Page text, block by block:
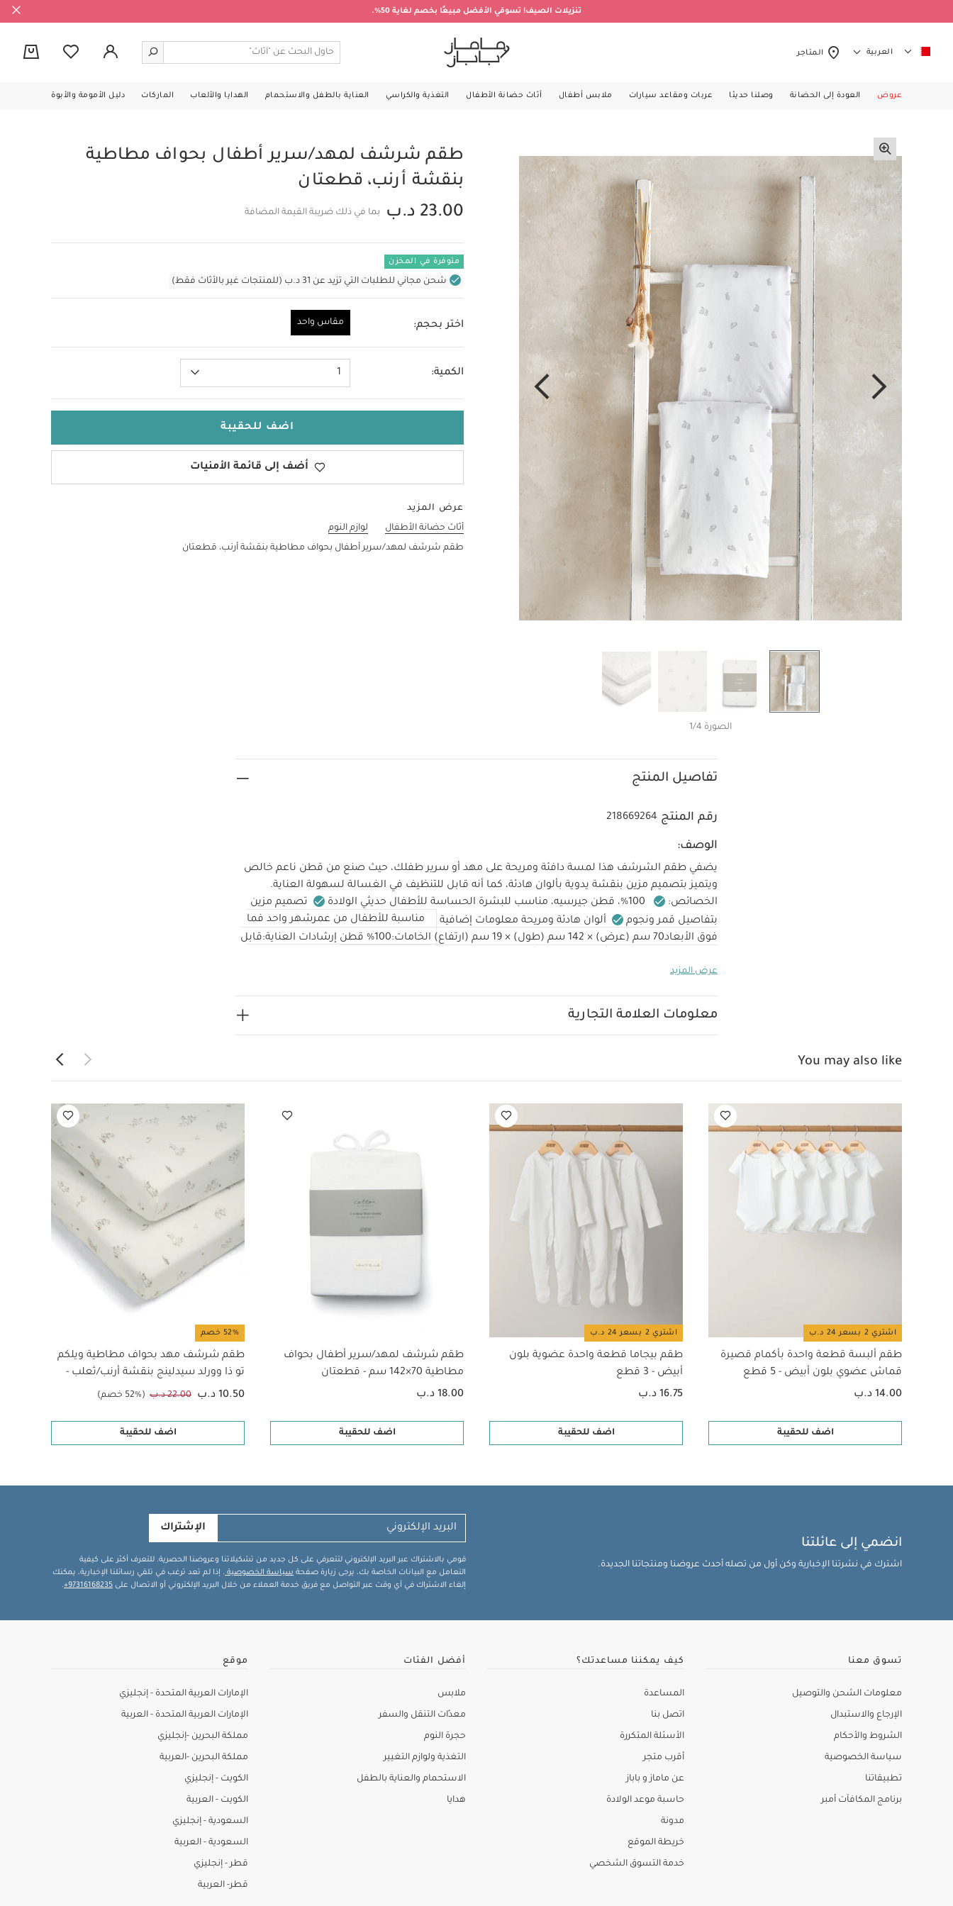
تنزيلات الصيف! تسوقي الأفضل مبيعًا بخصم لغاية 50%.
العربية المتاجر
عروض العودة إلى الحضانة وصلنا حديثا عربات ومقاعد سيارات ملابس أطفال أثاث حضانة الأطفال التغذية والكراسي العناية بالطفل والاستحمام الهدايا والألعاب الماركات دليل الأمومة والأبوة
الصورة 1/4
طقم شرشف لمهد/سرير أطفال بحواف مطاطية
بنقشة أرنب، قطعتان
23.00 د.ب
بما في ذلك ضريبة القيمة المضافة
متوفرة في المخزن
شحن مجاني للطلبات التي تزيد عن 31 د.ب (للمنتجات غير بالأثاث فقط)
اختر بحجم: مقاس واحد
الكمية: 1
اضف للحقيبة
أضف إلى قائمة الأمنيات
عرض المزيد
أثاث حضانة الأطفال
لوازم النوم
طقم شرشف لمهد/سرير أطفال بحواف مطاطية بنقشة أرنب، قطعتان
تفاصيل المنتج
رقم المنتج 218669264
الوصف:
يضفي طقم الشرشف هذا لمسة دافئة ومريحة على مهد أو سرير طفلك، حيث صنع من قطن ناعم خالص
ويتميز بتصميم مزين بنقشة يدوية بألوان هادئة، كما أنه قابل للتنظيف في الغسالة لسهولة العناية.
الخصائص:
تصميم مزين
بتفاصيل قمر ونجوم
ألوان هادئة ومريحة معلومات إضافية مناسبة للأطفال من عمرشهر واحد فما
فوق الأبعاد70 سم (عرض) × 142 سم (طول) × 19 سم (ارتفاع) الخامات:100% قطن إرشادات العناية:قابل
قطع طقم بيجاما قطعة واحدة عضوية بلون أبيض - 3 قطع
صغيرة بتصميم أرنب رمادي
عرض المزيد
معلومات العلامة التجارية
You may also like
اشتري 2 بسعر 24 د.ب
طقم ألبسة قطعة واحدة بأكمام قصيرة
قماش عضوي بلون أبيض - 5 قطع
14.00 د.ب
اضف للحقيبة
اشتري 2 بسعر 24 د.ب
طقم بيجاما قطعة واحدة عضوية بلون
أبيض - 3 قطع
16.75 د.ب
اضف للحقيبة
طقم شرشف لمهد/سرير أطفال بحواف
مطاطية 70×142 سم - قطعتان
18.00 د.ب
اضف للحقيبة
52% خصم
طقم شرشف مهد بحواف مطاطية ويلكم
تو ذا وورلد سيدلينج بنقشة أرنب/ثعلب -
قطعتان
10.50 د.ب 22.00 د.ب (52% خصم)
اضف للحقيبة
انضمي إلى عائلتنا
اشترك في نشرتنا الإخبارية وكن أول من تصله أحدث عروضنا ومنتجاتنا الجديدة.
الإشتراك
قومي بالاشتراك عبر البريد الإلكتروني لتتعرفي على كل جديد من تشكيلاتنا وعروضنا الحصرية. للتعرف أكثر على كيفية
التعامل مع البيانات الخاصة بك، يرجى زيارة صفحة سياسة الخصوصية . إذا لم تعد ترغب في تلقي رسائلنا الإخبارية، يمكنك
إلغاء الاشتراك في أي وقت عبر التواصل مع فريق خدمة العملاء من خلال البريد الإلكتروني أو الاتصال على 97316168235+
.
تسوق معنا
معلومات الشحن والتوصيل
الإرجاع والاستبدال
الشروط والأحكام
سياسة الخصوصية
تطبيقاتنا
برنامج المكافآت أمبر
كيف يمكننا مساعدتك؟
المساعدة
اتصل بنا
الأسئلة المتكررة
أقرب متجر
عن ماماز و باباز
حاسبة موعد الولادة
مدونة
خريطة الموقع
خدمة التسوق الشخصي
أفضل الفئات
ملابس
معدّات التنقل والسفر
حجرة النوم
التغذية ولوازم التغيير
الاستحمام والعناية بالطفل
هدايا
موقع
الإمارات العربية المتحدة - إنجليزي
الإمارات العربية المتحدة - العربية
مملكة البحرين -إنجليزي
مملكة البحرين -العربية
الكويت - إنجليزي
الكويت - العربية
السعودية - إنجليزي
السعودية - العربية
قطر - إنجليزي
قطر- العربية